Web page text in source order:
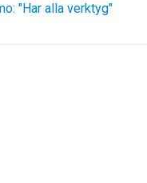
"Har alla verktyg"